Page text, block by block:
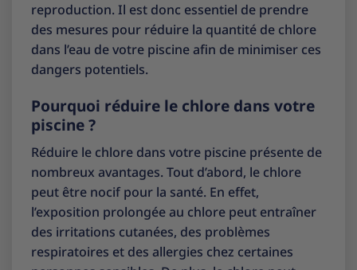
reproduction. Il est donc essentiel de prendre
des mesures pour réduire la quantité de chlore
dans l’eau de votre piscine afin de minimiser ces
dangers potentiels.
Pourquoi réduire le chlore dans votre
piscine ?
Réduire le chlore dans votre piscine présente de
nombreux avantages. Tout d’abord, le chlore
peut être nocif pour la santé. En effet,
l’exposition prolongée au chlore peut entraîner
des irritations cutanées, des problèmes
respiratoires et des allergies chez certaines